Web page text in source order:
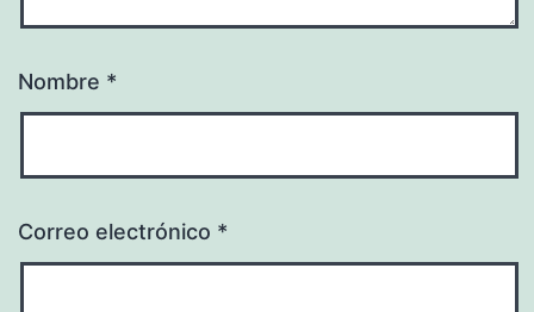
Nombre *
Correo electrónico *